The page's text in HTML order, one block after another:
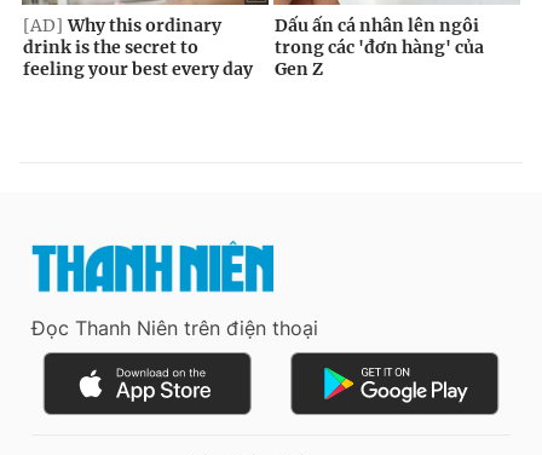
Đọc Thanh Niên trên điện thoại